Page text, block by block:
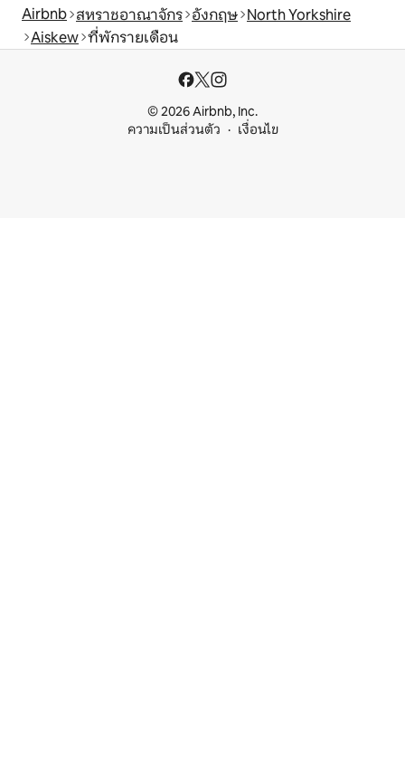
Airbnb สหราชอาณาจักร อังกฤษ North Yorkshire
Aiskew ที่พักรายเดือน
© 2026 Airbnb, Inc.
ความเป็นส่วนตัว
เงื่อนไข